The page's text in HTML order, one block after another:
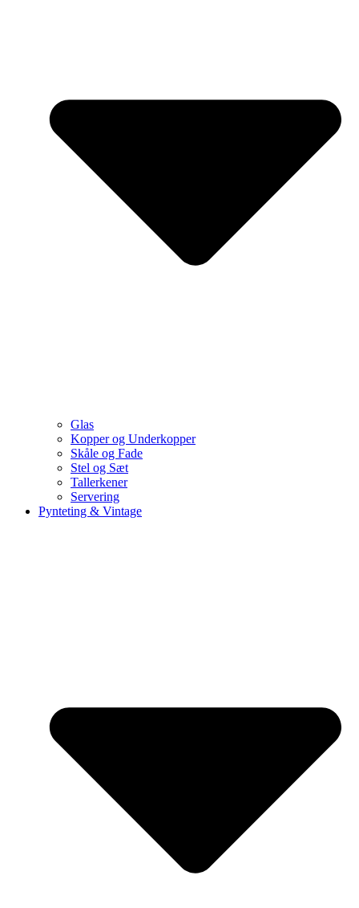
Glas
Kopper og Underkopper
Skåle og Fade
Stel og Sæt
Tallerkener
Servering
Pynteting & Vintage